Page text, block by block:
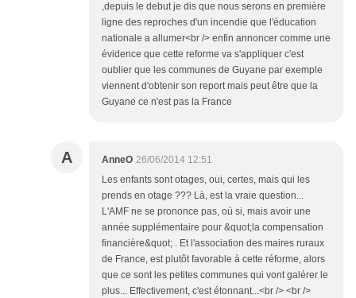
,depuis le debut je dis que nous serons en première
ligne des reproches d'un incendie que l'éducation
nationale a allumer<br /> enfin annoncer comme une
évidence que cette reforme va s'appliquer c'est
oublier que les communes de Guyane par exemple
viennent d'obtenir son report mais peut être que la
Guyane ce n'est pas la France
A AnneO 26/06/2014 12:51
Les enfants sont otages, oui, certes, mais qui les
prends en otage ??? Là, est la vraie question...
L'AMF ne se prononce pas, où si, mais avoir une
année supplémentaire pour &quot;la compensation
financière&quot; . Et l'association des maires ruraux
de France, est plutôt favorable à cette réforme, alors
que ce sont les petites communes qui vont galérer le
plus... Effectivement, c'est étonnant...<br /> <br />